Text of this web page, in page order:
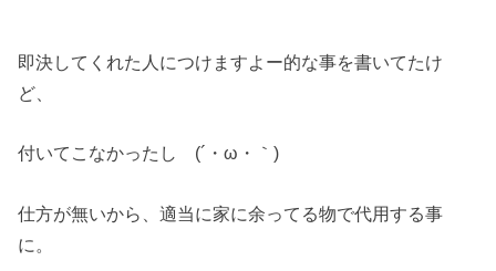
即決してくれた人につけますよー的な事を書いてたけ
ど、
付いてこなかったし (´・ω・｀)
仕方が無いから、適当に家に余ってる物で代用する事
に。